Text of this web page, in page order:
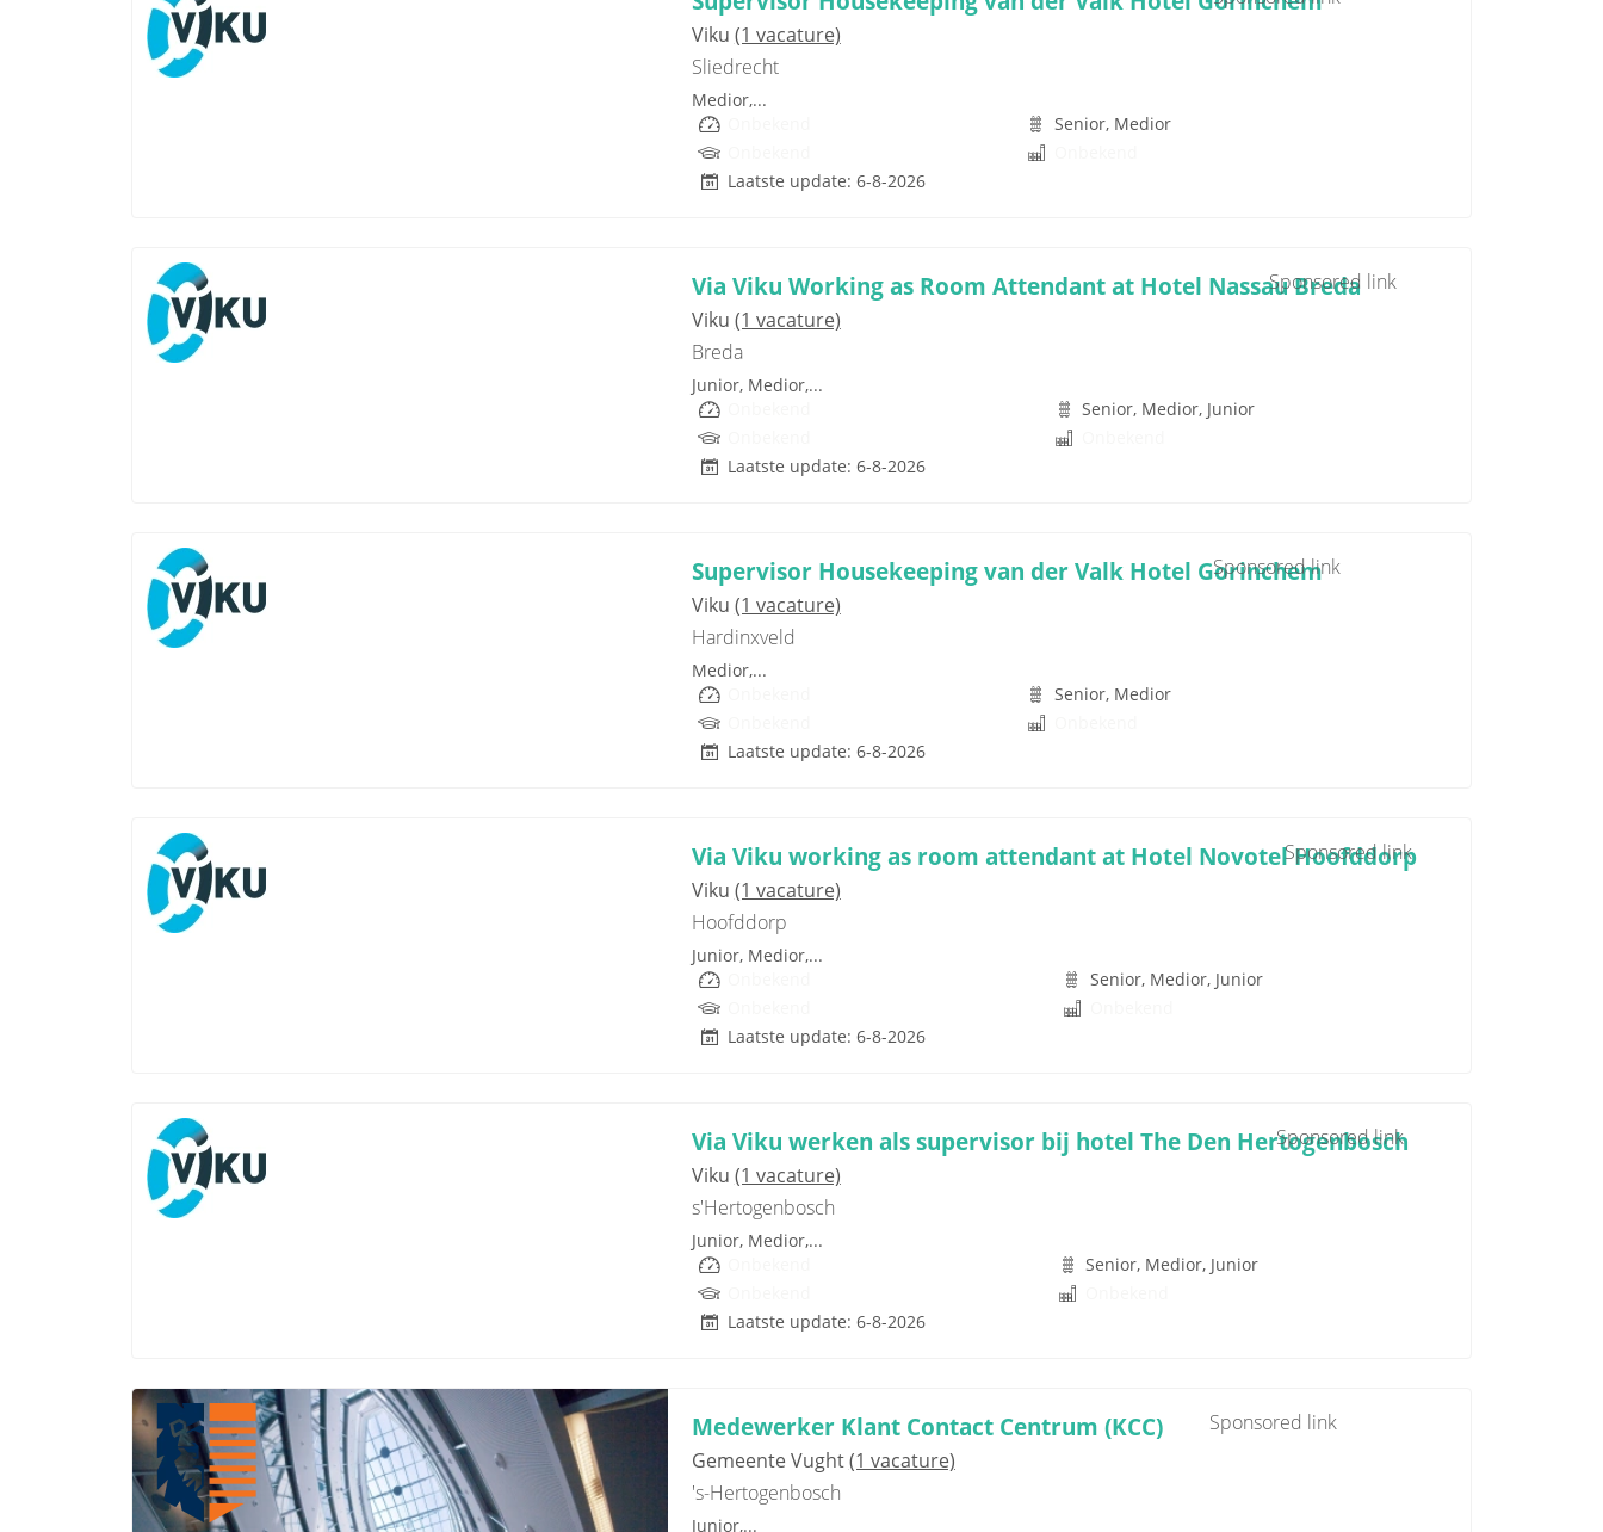
Viku (1 vacature)
Sliedrecht
Medior,...
Senior, Medior
Laatste update: 6-8-2026
Via Viku Working as Room Attendant at Hotel Nassau Breda
Viku (1 vacature)
Breda
Sponsored link
Junior, Medior,...
Senior, Medior, Junior
Laatste update: 6-8-2026
Supervisor Housekeeping van der Valk Hotel Gorinchem
Viku (1 vacature)
Hardinxveld
Sponsored link
Medior,...
Senior, Medior
Laatste update: 6-8-2026
Via Viku working as room attendant at Hotel Novotel Hoofddorp
Viku (1 vacature)
Hoofddorp
Sponsored link
Junior, Medior,...
Senior, Medior, Junior
Laatste update: 6-8-2026
Via Viku werken als supervisor bij hotel The Den Hertogenbosch
Viku (1 vacature)
s'Hertogenbosch
Sponsored link
Junior, Medior,...
Senior, Medior, Junior
Laatste update: 6-8-2026
Medewerker Klant Contact Centrum (KCC)
Gemeente Vught(1 vacature)
's-Hertogenbosch
Sponsored link
Junior,...